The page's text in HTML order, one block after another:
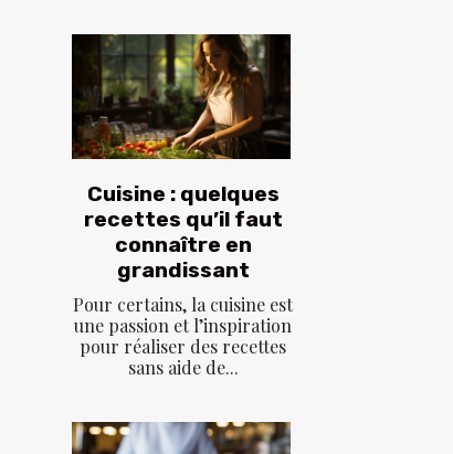
Cuisine : quelques
recettes qu’il faut
connaître en
grandissant
Pour certains, la cuisine est
une passion et l’inspiration
pour réaliser des recettes
sans aide de...